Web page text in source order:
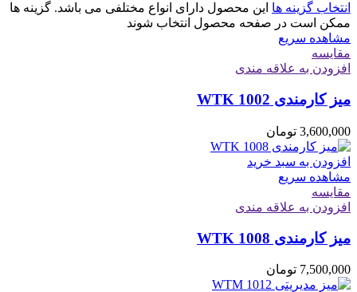
انتخاب گزینه ها این محصول دارای انواع مختلفی می باشد. گزینه ها
ممکن است در صفحه محصول انتخاب شوند
مشاهده سریع
مقایسه
افزودن به علاقه مندی
میز کارمندی WTK 1002
3,600,000 تومان
افزودن به سبد خرید
مشاهده سریع
مقایسه
افزودن به علاقه مندی
میز کارمندی WTK 1008
7,500,000 تومان